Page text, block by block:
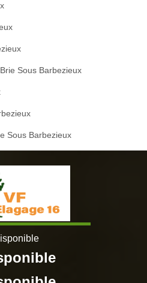
Sous Barbezieux
Sous Barbezieux